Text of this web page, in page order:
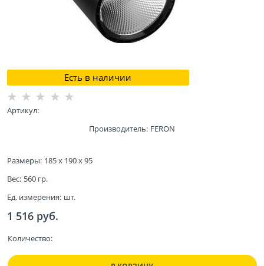
Есть в наличии
Артикул:
Производитель: FERON
Размеры: 185 x 190 x 95
Вес: 560 гр.
Ед. измерения: шт.
1 516 руб.
Количество: